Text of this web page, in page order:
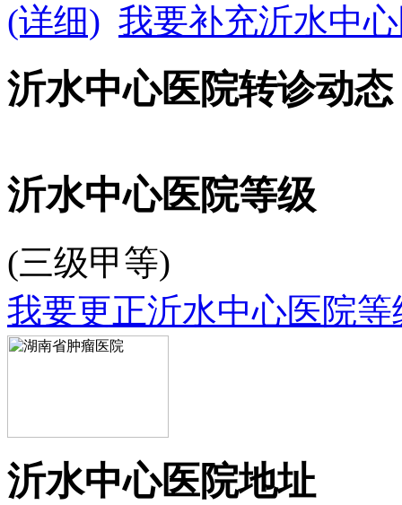
(详细) 我要补充沂水中
沂水中心医院转诊动态
沂水中心医院等级
(三级甲等)
我要更正沂水中心医院等
沂水中心医院地址